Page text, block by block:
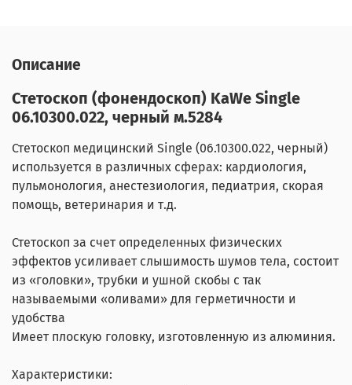
Описание
Стетоскоп (фонендоскоп) KaWe Single
06.10300.022, черный м.5284
Стетоскоп медицинский Single (06.10300.022, черный)
используется в различных сферах: кардиология,
пульмонология, анестезиология, педиатрия, скорая
помощь, ветеринария и т.д.
Стетоскоп за счет определенных физических
эффектов усиливает слышимость шумов тела, состоит
из «головки», трубки и ушной скобы с так
называемыми «оливами» для герметичности и
удобства
Имеет плоскую головку, изготовленную из алюминия.
Характеристики: